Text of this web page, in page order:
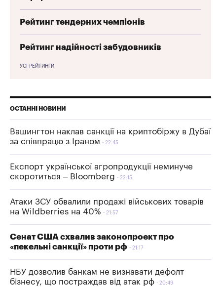
Рейтинг тендерних чемпіонів
Рейтинг надійності забудовників
УСІ РЕЙТИНГИ
ОСТАННІ НОВИНИ
Вашингтон наклав санкції на криптобіржу в Дубаї
за співпрацю з Іраном
22:45
Експорт української агропродукції неминуче
скоротиться – Bloomberg
22:15
Атаки ЗСУ обвалили продажі військових товарів
на Wildberries на 40%
21:57
Сенат США схвалив законопроект про
«пекельні санкції» проти рф
21:17
НБУ дозволив банкам не визнавати дефолт
бізнесу, що постраждав від атак рф
20:49